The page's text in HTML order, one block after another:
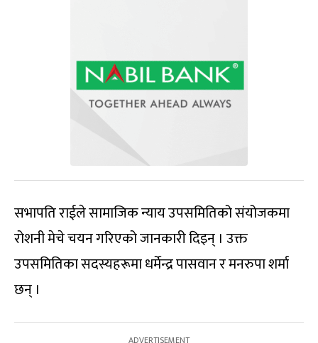
सभापति राईले सामाजिक न्याय उपसमितिको संयोजकमा
रोशनी मेचे चयन गरिएको जानकारी दिइन् । उक्त
उपसमितिका सदस्यहरूमा धर्मेन्द्र पासवान र मनरुपा शर्मा
छन् ।